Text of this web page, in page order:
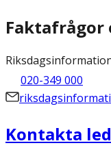
Faktafrågor
020-349 000
Kontakta